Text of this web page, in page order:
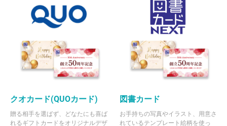
クオカード(QUOカード)
贈る相手を選ばず、どなたにも喜ば
れるギフトカードをオリジナルデザ
図書カード
お手持ちの写真やイラスト、用意さ
れているテンプレート絵柄を使っ